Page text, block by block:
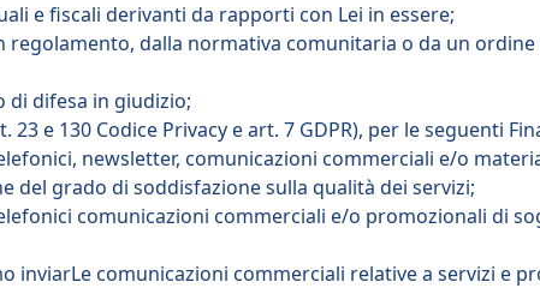
e fiscali derivanti da rapporti con Lei in essere;
dalla normativa comunitaria o da un ordine
di difesa in giudizio;
e 130 Codice Privacy e art. 7 GDPR), per le seguenti
newsletter, comunicazioni commerciali e/o
del grado di soddisfazione sulla qualità dei servizi;
comunicazioni commerciali e/o promozionali di
inviarLe comunicazioni commerciali relative a servizi e